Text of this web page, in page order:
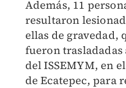
Además, 11
resultaron
ellas de gravedad,
fueron
del ISSEMYM, en
de Ecatepec, para